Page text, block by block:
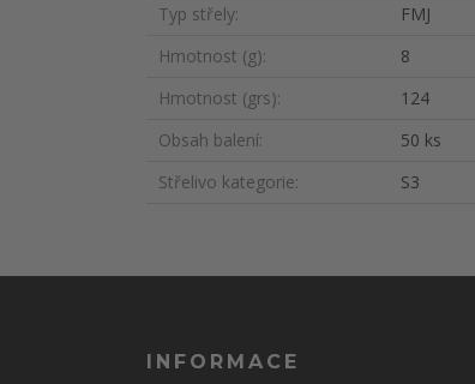
Typ střely
FMJ
Hmotnost (g)
8
Hmotnost (grs)
124
Obsah balení
50 ks
Střelivo kategorie
S3
INFORMACE